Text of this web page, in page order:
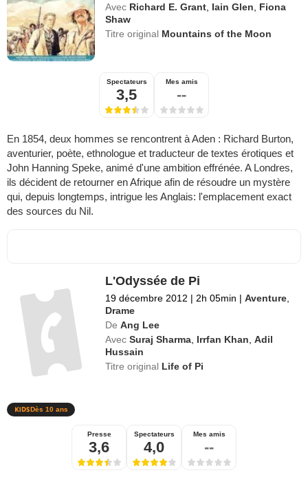
Avec Richard E. Grant Iain Glen
Fiona
Shaw
Titre original Mountains of the Moon
Spectateurs
3,5
Mes amis
--
En 1854, deux hommes se rencontrent à Aden : Richard Burton,
aventurier, poète, ethnologue et traducteur de textes érotiques et
John Hanning Speke, animé d'une ambition effrénée. A Londres,
ils décident de retourner en Afrique afin de résoudre un mystère
qui, depuis longtemps, intrigue les Anglais: l'emplacement exact
des sources du Nil.
L'Odyssée de Pi
19 décembre 2012 | 2h 05min | Aventure
Drame
De Ang Lee
Avec Suraj Sharma Irrfan Khan ,Adil
Hussain
Titre original Life of Pi
Dès 10 ans
Presse
3,6
Spectateurs
4,0
Mes amis
--